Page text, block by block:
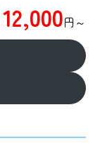
12,000円～